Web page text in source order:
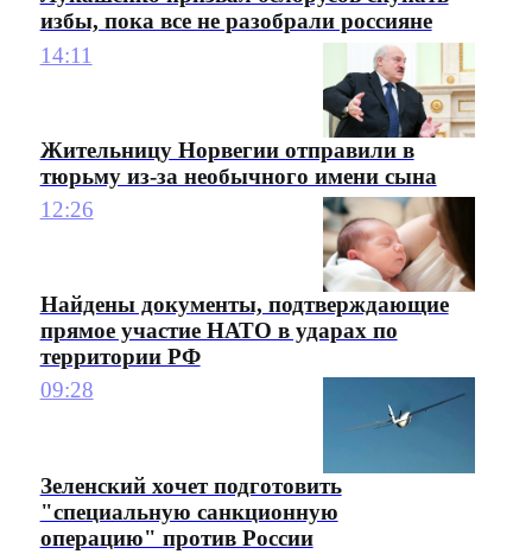
избы, пока все не разобрали россияне
14:11
Жительницу Норвегии отправили в
тюрьму из-за необычного имени сына
12:26
Найдены документы, подтверждающие
прямое участие НАТО в ударах по
территории РФ
09:28
Зеленский хочет подготовить
"специальную санкционную
операцию" против России